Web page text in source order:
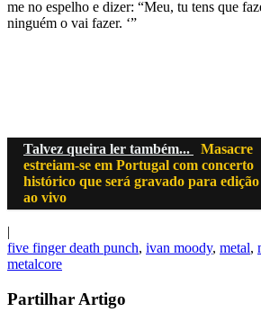
me no espelho e dizer: “Meu, tu tens que
ninguém o vai fazer. ‘”
Talvez queira ler também...
Masacre
estreiam-se em Portugal com concerto
histórico que será gravado para
ao vivo
|
five finger death punch, ivan moody, metal,
metalcore
Partilhar Artigo